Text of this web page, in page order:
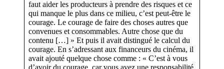
faut aider les producteurs à prendre des risques et ce
qui manque le plus dans ce milieu, c’est peut-être le
courage. Le courage de faire des choses autres que
convenues et consommables. Autre chose que du
contenu […] » Et puis il avait distingué le calcul du
courage. En s’adressant aux financeurs du cinéma, il
avait ajouté quelque chose comme : « C’est à vous
d’avoir du courage, car vous avez une responsabilité